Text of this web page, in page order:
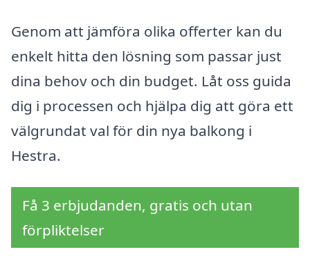
Genom att jämföra olika offerter kan du
enkelt hitta den lösning som passar just
dina behov och din budget. Låt oss guida
dig i processen och hjälpa dig att göra ett
välgrundat val för din nya balkong i
Hestra.
Få 3 erbjudanden, gratis och utan
förpliktelser